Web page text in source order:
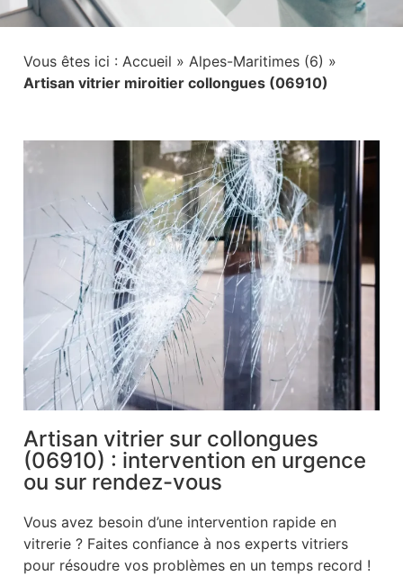
Vous êtes ici : Accueil » Alpes-Maritimes (6) »
Artisan vitrier miroitier collongues (06910)
Artisan vitrier sur collongues
(06910) : intervention en urgence
ou sur rendez-vous
Vous avez besoin d’une intervention rapide en
vitrerie ? Faites confiance à nos experts vitriers
pour résoudre vos problèmes en un temps record !